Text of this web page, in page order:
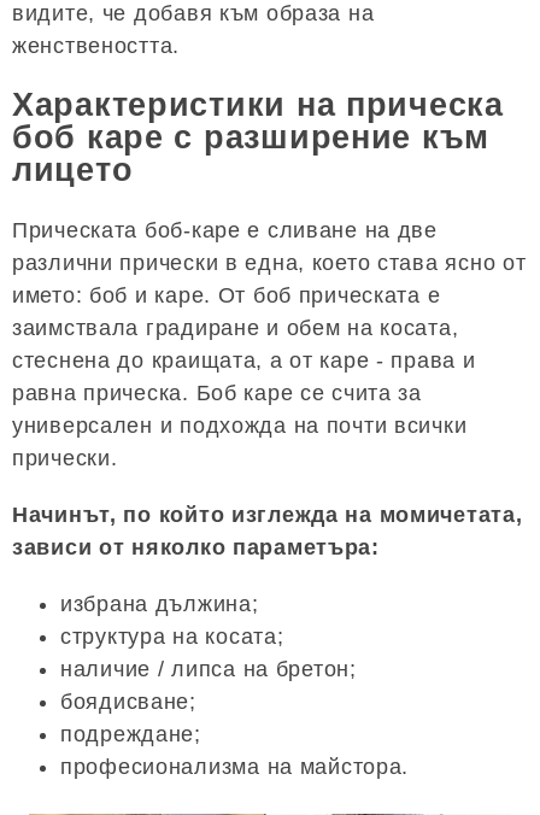
видите, че добавя към образа на
женствеността.
Характеристики на прическа
боб каре с разширение към
лицето
Прическата боб-каре е сливане на две
различни прически в една, което става ясно от
името: боб и каре. От боб прическата е
заимствала градиране и обем на косата,
стеснена до краищата, а от каре - права и
равна прическа. Боб каре се счита за
универсален и подхожда на почти всички
прически.
Начинът, по който изглежда на момичетата,
зависи от няколко параметъра:
избрана дължина;
структура на косата;
наличие / липса на бретон;
боядисване;
подреждане;
професионализма на майстора.